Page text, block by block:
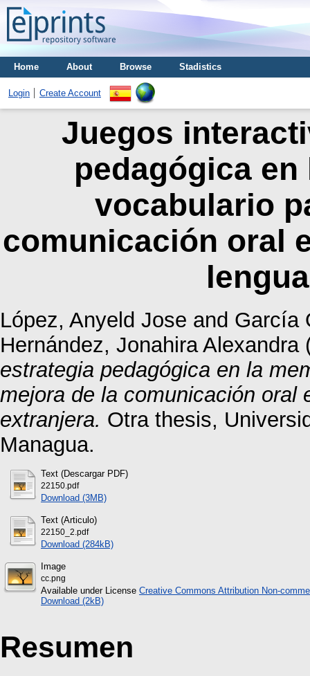
Home About Browse Stadistics
Login Create Account
Juegos
pedagógica
vocabulario
comunicación oral
López, Anyeld Jose and García
Hernández, Jonahira Alexandra
estrategia pedagógica en la
mejora de la comunicación oral
extranjera. Otra thesis,
Managua.
Text (Descargar PDF)
22150.pdf
Download (3MB)
Text (Articulo)
22150_2.pdf
Download (284kB)
Image
cc.png
Available under License Creative Commons Attribution Non-
Download (2kB)
Resumen